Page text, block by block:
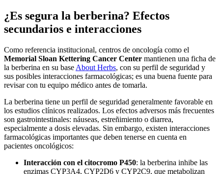
¿Es segura la berberina? Efectos
secundarios e interacciones
Como referencia institucional, centros de oncología como el
Memorial Sloan Kettering Cancer Center mantienen una ficha de
la berberina en su base About Herbs, con su perfil de seguridad y
sus posibles interacciones farmacológicas; es una buena fuente para
revisar con tu equipo médico antes de tomarla.
La berberina tiene un perfil de seguridad generalmente favorable en
los estudios clínicos realizados. Los efectos adversos más frecuentes
son gastrointestinales: náuseas, estreñimiento o diarrea,
especialmente a dosis elevadas. Sin embargo, existen interacciones
farmacológicas importantes que deben tenerse en cuenta en
pacientes oncológicos:
Interacción con el citocromo P450: la berberina inhibe las
enzimas CYP3A4, CYP2D6 y CYP2C9, que metabolizan